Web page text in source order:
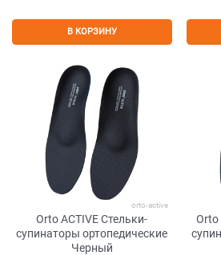
В КОРЗИНУ
orto-active
Orto ACTIVE Стельки-
супинаторы ортопедические
Черный
Orto